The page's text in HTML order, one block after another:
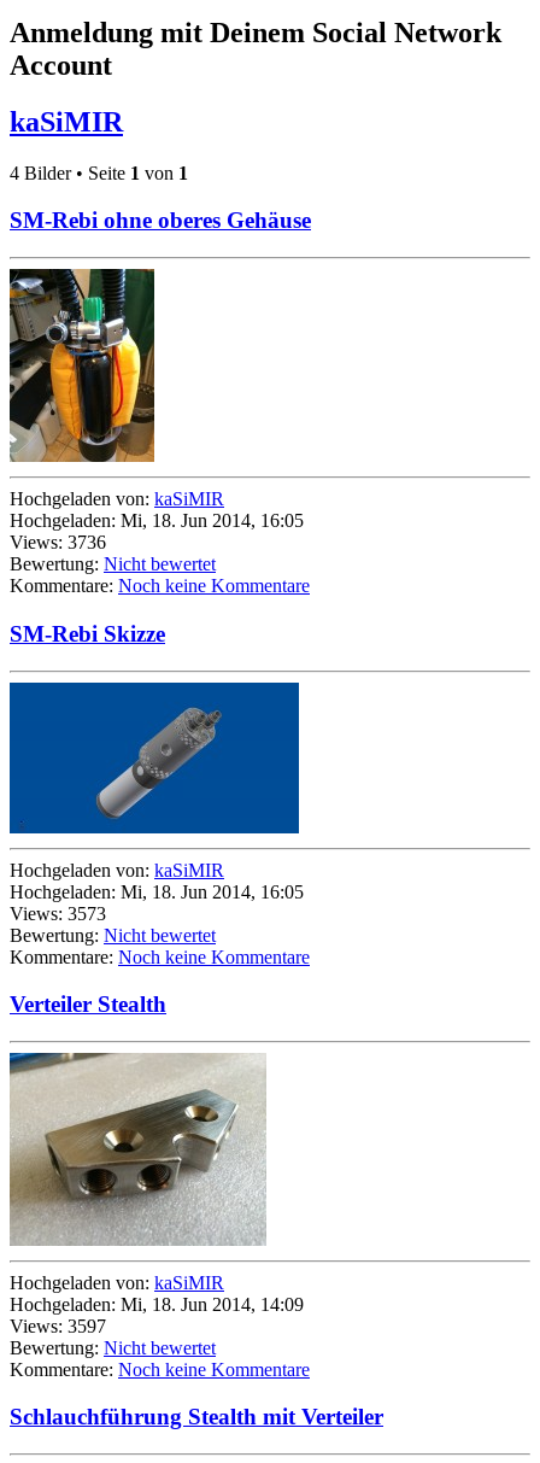
Anmeldung mit Deinem Social Network
Account
kaSiMIR
4 Bilder • Seite 1 von 1
SM-Rebi ohne oberes Gehäuse
Hochgeladen von: kaSiMIR
Hochgeladen: Mi, 18. Jun 2014, 16:05
Views: 3736
Bewertung: Nicht bewertet
Kommentare: Noch keine Kommentare
SM-Rebi Skizze
Hochgeladen von: kaSiMIR
Hochgeladen: Mi, 18. Jun 2014, 16:05
Views: 3573
Bewertung: Nicht bewertet
Kommentare: Noch keine Kommentare
Verteiler Stealth
Hochgeladen von: kaSiMIR
Hochgeladen: Mi, 18. Jun 2014, 14:09
Views: 3597
Bewertung: Nicht bewertet
Kommentare: Noch keine Kommentare
Schlauchführung Stealth mit Verteiler